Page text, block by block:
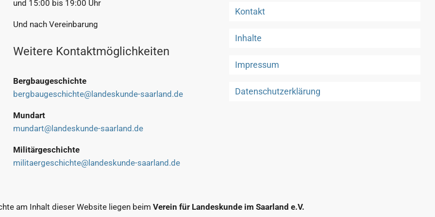
und 15:00 bis 19:00 Uhr
Und nach Vereinbarung
Weitere Kontaktmöglichkeiten
Bergbaugeschichte
bergbaugeschichte@landeskunde-saarland.de
Mundart
mundart@landeskunde-saarland.de
Militärgeschichte
militaergeschichte@landeskunde-saarland.de
Kontakt
Inhalte
Impressum
Datenschutzerklärung
am Inhalt dieser Website liegen beim Verein für Landeskunde im Saarland e.V.